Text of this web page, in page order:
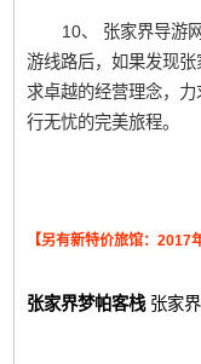
10、 张家界导游
游线路后，如果发现
求卓越的经营理念，
行无忧的完美旅程。
【另有新特价旅馆：2017
张家界梦帕客栈张家界